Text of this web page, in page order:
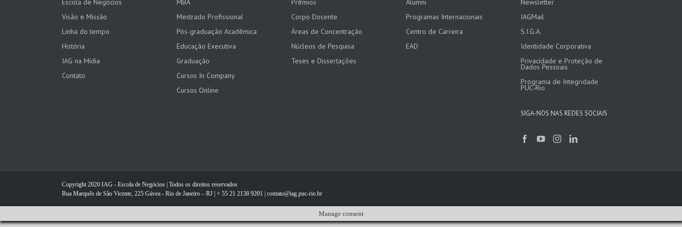
Escola de Negócios
Visão e Missão
Linha do tempo
História
IAG na Mídia
Contato
MBA
Mestrado Profissional
Pós-graduação Acadêmica
Educação Executiva
Graduação
Cursos In Company
Cursos Online
Prêmios
Corpo Docente
Áreas de Concentração
Núcleos de Pesquisa
Teses e Dissertações
Alumni
Programas Internacionais
Centro de Carreira
EAD
Newsletter
IAGMail
S.I.G.A.
Identidade Corporativa
Privacidade e Proteção de
Dados Pessoais
Programa de Integridade
PUC-Rio
SIGA-NOS NAS REDES SOCIAIS
Copyright 2020 IAG - Escola de Negócios | Todos os direitos reservados
Rua Marquês de São Vicente, 225 Gávea - Rio de Janeiro – RJ | + 55 21 2138 9201 | contato@iag.puc-rio.br
Manage consent